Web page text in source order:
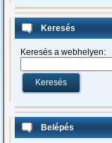
Keresés
Keresés a webhelyen:
Belépés